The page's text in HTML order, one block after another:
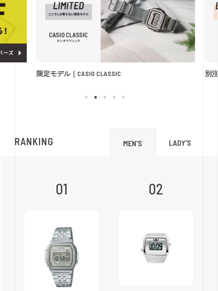
限定モデル｜CASIO CLASSIC 別
RANKING MEN'S LADY'S
01 02